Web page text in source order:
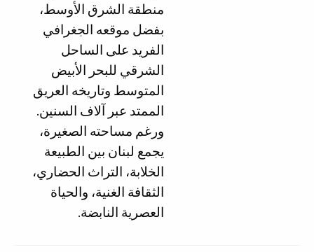
منطقة الشرق الأوسط،
بفضل موقعه الجغرافي
الفريد على الساحل
الشرقي للبحر الأبيض
المتوسط وتاريخه العريق
الممتد عبر آلاف السنين.
ورغم مساحته الصغيرة،
يجمع لبنان بين الطبيعة
الخلابة، التراث الحضاري،
الثقافة الغنية، والحياة
العصرية النابضة.